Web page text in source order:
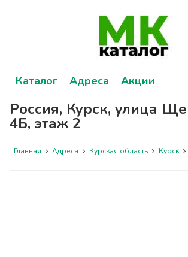
Каталог Адреса Акции
Россия, Курск, улица
4Б, этаж 2
Главная Адреса Курская область Курск